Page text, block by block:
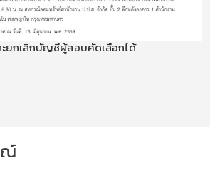
ยกเลิกบัญชีผู้สอบคัดเลือกได้
ณ์